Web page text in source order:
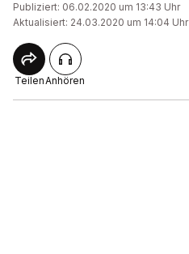
Publiziert: 06.02.2020 um 13:43 Uhr
Aktualisiert: 24.03.2020 um 14:04 Uhr
TeilenAnhören